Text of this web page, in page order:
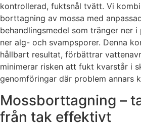
kontrollerad, fuktsnål tvätt. Vi
borttagning av mossa med
behandlingsmedel som tränger ner
ner alg- och svampsporer. Denna
hållbart resultat, förbättrar
minimerar risken att fukt kvarstår i
genomföringar där problem annars
Mossborttagning –
från tak effektivt